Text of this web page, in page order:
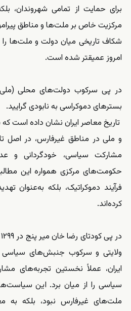
برای حمایت از تمامی شهروندان،
مرکزیت خاص بر ملت‌ها و مناطق
شکاف تاریخی میان دولت و ملت‌ها را
امروز عمیقتر شده است.
در پی سرکوب دولت‌های محلی (ملی
بسترهای دموکراسی به نابودی گرایید.
تاریخ معاصر ایران نشان داده است
و ملی در مناطق غیرفارس، در اصل
مشارکت سیاسی، خودگردانی و
حکومت‌های مرکزی همواره این
فرآیند دموکراتیک، بلکه به‌عنوان
کرده‌اند.
ولایتی و سرکوب جنبش‌های سیاسی
ایران، عملاً نخستین تجربه‌های
سیاسی را از میان برد. این
ملت‌های غیرفارس نبود، بلکه به